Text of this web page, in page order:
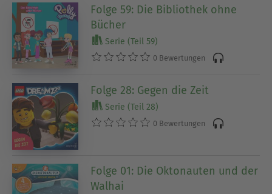
Folge 59: Die Bibliothek ohne
Bücher
Serie (Teil 59)
0 Bewertungen
Folge 28: Gegen die Zeit
Serie (Teil 28)
0 Bewertungen
Folge 01: Die Oktonauten und der
Walhai